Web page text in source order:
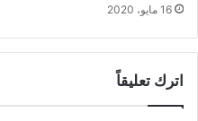
16 مايو، 2020
اترك تعليقاً